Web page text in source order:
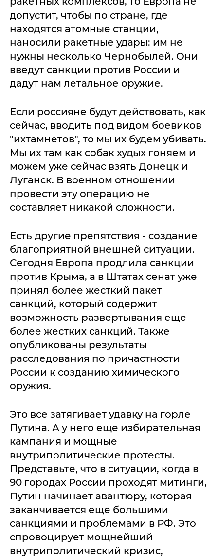
допустит, чтобы по стране, где
находятся атомные станции,
наносили ракетные удары: им не
нужны несколько Чернобылей. Они
введут санкции против России и
дадут нам летальное оружие.
Если россияне будут действовать, как
сейчас, вводить под видом боевиков
"ихтамнетов", то мы их будем убивать.
Мы их там как собак худых гоняем и
можем уже сейчас взять Донецк и
Луганск. В военном отношении
провести эту операцию не
составляет никакой сложности.
Есть другие препятствия - создание
благоприятной внешней ситуации.
Сегодня Европа продлила санкции
против Крыма, а в Штатах сенат уже
принял более жесткий пакет
санкций, который содержит
возможность развертывания еще
более жестких санкций. Также
опубликованы результаты
расследования по причастности
России к созданию химического
оружия.
Это все затягивает удавку на горле
Путина. А у него еще избирательная
кампания и мощные
внутриполитические протесты.
Представьте, что в ситуации, когда в
90 городах России проходят митинги,
Путин начинает авантюру, которая
заканчивается еще большими
санкциями и проблемами в РФ. Это
спровоцирует мощнейший
внутриполитический кризис,